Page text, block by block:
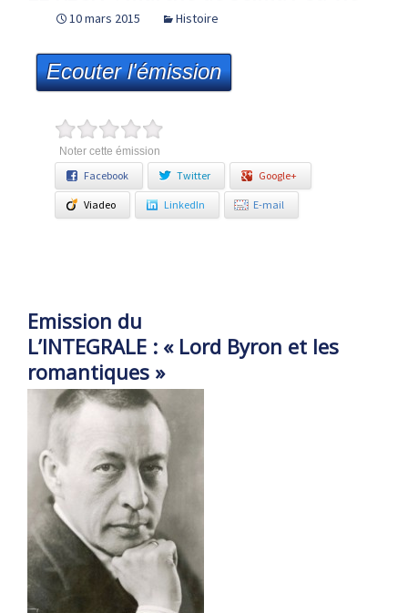
10 mars 2015 Histoire
Ecouter l'émission
Noter cette émission
Facebook Twitter Google+
Viadeo LinkedIn E-mail
Emission du
L’INTEGRALE : « Lord Byron et les
romantiques »